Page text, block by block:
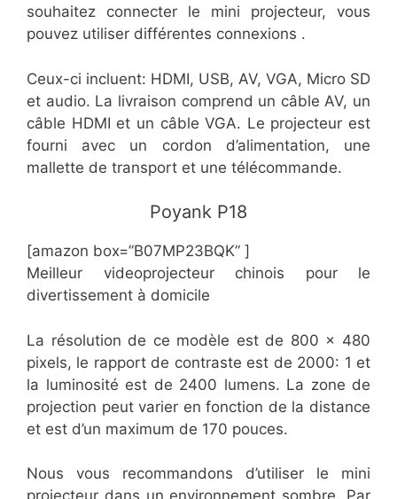
souhaitez connecter le mini projecteur, vous
pouvez utiliser différentes connexions .
Ceux-ci incluent: HDMI, USB, AV, VGA, Micro SD
et audio. La livraison comprend un câble AV, un
câble HDMI et un câble VGA. Le projecteur est
fourni avec un cordon d’alimentation, une
mallette de transport et une télécommande.
​​Poyank P18
[amazon box=”B07MP23BQK” ]
Meilleur videoprojecteur chinois pour le
divertissement à domicile
La résolution de ce modèle est de 800 x 480
pixels, le rapport de contraste est de 2000: 1 et
la luminosité est de 2400 lumens. La zone de
projection peut varier en fonction de la distance
et est d’un maximum de 170 pouces.
Nous vous recommandons d’utiliser le mini